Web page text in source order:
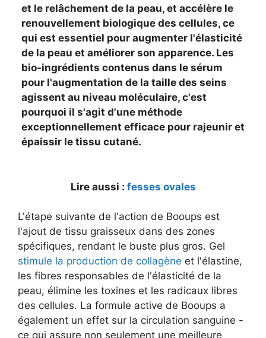
et le relâchement de la peau, et accélère le
renouvellement biologique des cellules, ce
qui est essentiel pour augmenter l'élasticité
de la peau et améliorer son apparence. Les
bio-ingrédients contenus dans le sérum
pour l'augmentation de la taille des seins
agissent au niveau moléculaire, c'est
pourquoi il s'agit d'une méthode
exceptionnellement efficace pour rajeunir et
épaissir le tissu cutané.
Lire aussi : fesses ovales
L'étape suivante de l'action de Booups est
l'ajout de tissu graisseux dans des zones
spécifiques, rendant le buste plus gros. Gel
stimule la production de collagène et l'élastine,
les fibres responsables de l'élasticité de la
peau, élimine les toxines et les radicaux libres
des cellules. La formule active de Booups a
également un effet sur la circulation sanguine -
ce qui assure non seulement une meilleure